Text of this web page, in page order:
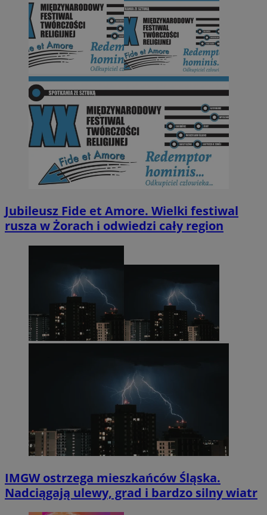
Jubileusz Fide et Amore. Wielki festiwal
rusza w Żorach i odwiedzi cały region
IMGW ostrzega mieszkańców Śląska.
Nadciągają ulewy, grad i bardzo silny wiatr